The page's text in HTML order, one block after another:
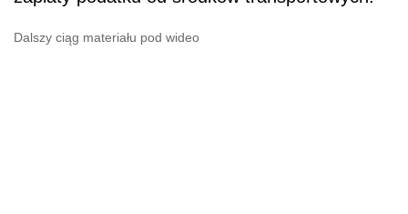
Dalszy ciąg materiału pod wideo